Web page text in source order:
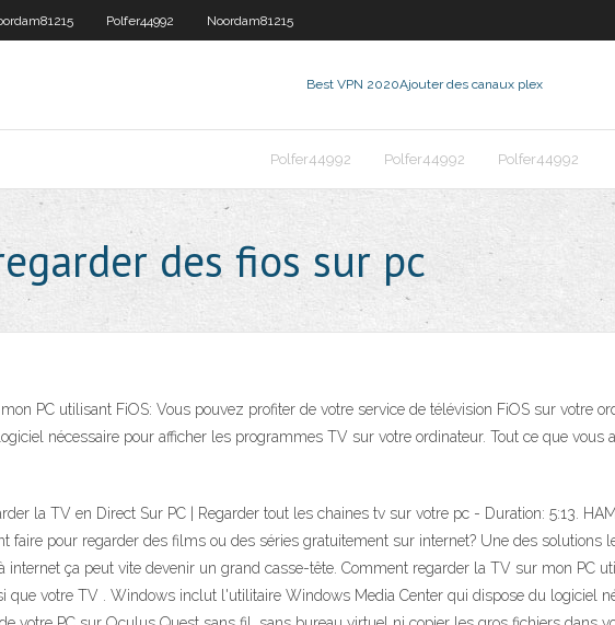
Polfer44992 Noordam81215
Best VPN 2020Ajouter des canaux plex
Polfer44992 Polfer44992 Polfer44992
des fios sur pc
PC utilisant FiOS: Vous pouvez profiter de votre service de télévision FiOS sur votre
nécessaire pour afficher les programmes TV sur votre ordinateur. Tout ce que
la TV en Direct Sur PC | Regarder tout les chaines tv sur votre pc - Duration: 5:13.
faire pour regarder des films ou des séries gratuitement sur internet? Une des
internet ça peut vite devenir un grand casse-tête. Comment regarder la TV sur mon PC
que votre TV . Windows inclut l'utilitaire Windows Media Center qui dispose du logiciel